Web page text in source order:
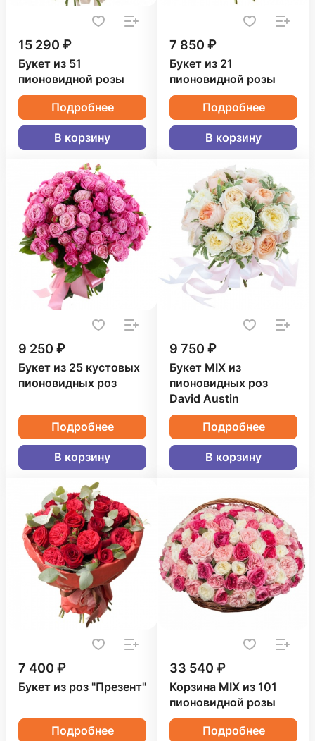
15 290 ₽
Букет из 51
пионовидной розы
Подробнее
В корзину
7 850 ₽
Букет из 21
пионовидной розы
Подробнее
В корзину
9 250 ₽
Букет из 25 кустовых
пионовидных роз
Подробнее
В корзину
9 750 ₽
Букет MIX из
пионовидных роз
David Austin
Подробнее
В корзину
7 400 ₽
Букет из роз "Презент"
Подробнее
33 540 ₽
Корзина MIX из 101
пионовидной розы
Подробнее